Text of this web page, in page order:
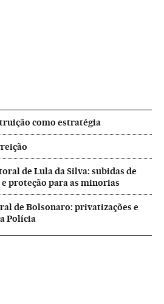
como estratégia
de Lula da Silva: subidas de
proteção para as minorias
de Bolsonaro: privatizações e
Polícia